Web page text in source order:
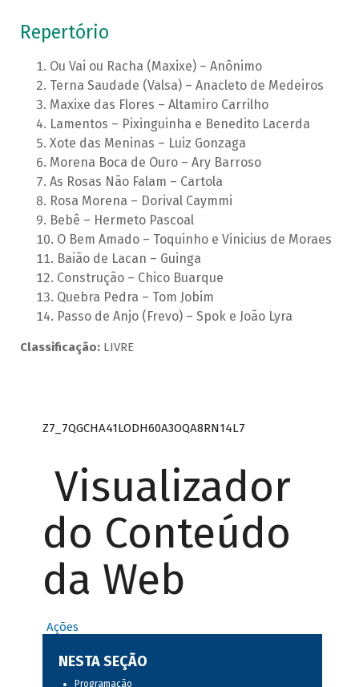
Repertório
Ou Vai ou Racha (Maxixe) – Anônimo
Terna Saudade (Valsa) – Anacleto de Medeiros
Maxixe das Flores – Altamiro Carrilho
Lamentos – Pixinguinha e Benedito Lacerda
Xote das Meninas – Luiz Gonzaga
Morena Boca de Ouro – Ary Barroso
As Rosas Não Falam – Cartola
Rosa Morena – Dorival Caymmi
Bebê – Hermeto Pascoal
O Bem Amado – Toquinho e Vinicius de Moraes
Baião de Lacan – Guinga
Construção – Chico Buarque
Quebra Pedra – Tom Jobim
Passo de Anjo (Frevo) – Spok e João Lyra
Classificação:LIVRE
Z7_7QGCHA41LODH60A3OQA8RN14L7
Visualizador
do Conteúdo
da Web
Ações
NESTA SEÇÃO
Programação